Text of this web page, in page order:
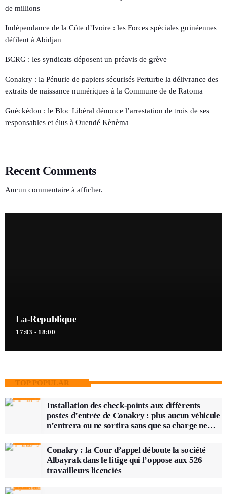
de millions
Indépendance de la Côte d’Ivoire : les Forces spéciales guinéennes
défilent à Abidjan
BCRG : les syndicats déposent un préavis de grève
Conakry : la Pénurie de papiers sécurisés Perturbe la délivrance des
extraits de naissance numériques à la Commune de de Ratoma
Guéckédou : le Bloc Libéral dénonce l’arrestation de trois de ses
responsables et élus à Ouendé Kènèma
Recent Comments
Aucun commentaire à afficher.
La-Republique
17:03 - 18:00
TOP POPULAR
Installation des check-points aux différents
postes d’entrée de Conakry : plus aucun véhicule
n’entrera ou ne sortira sans que sa charge ne
Conakry : la Cour d’appel déboute la société
Albayrak dans le litige qui l’oppose aux 526
travailleurs licenciés